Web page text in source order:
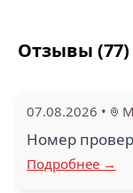
Отзывы (77)
07.08.2026 •
Номер
Подробнее →